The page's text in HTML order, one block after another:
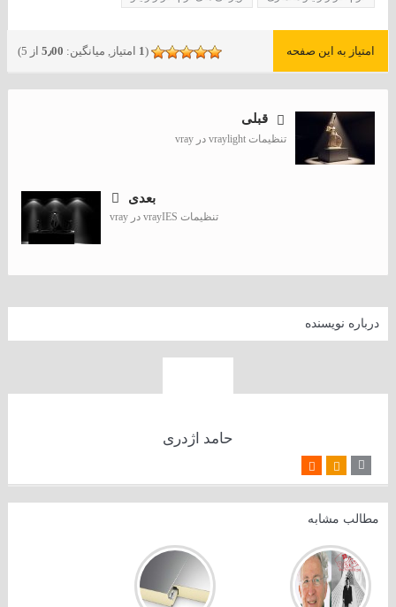
امتیاز به این صفحه (
1 امتیاز, میانگین: 5٫00 از 5)
قبلی
تنظیمات vraylight در vray
بعدی
تنظیمات vrayIES در vray
درباره نویسنده
حامد اژدری
مطالب مشابه